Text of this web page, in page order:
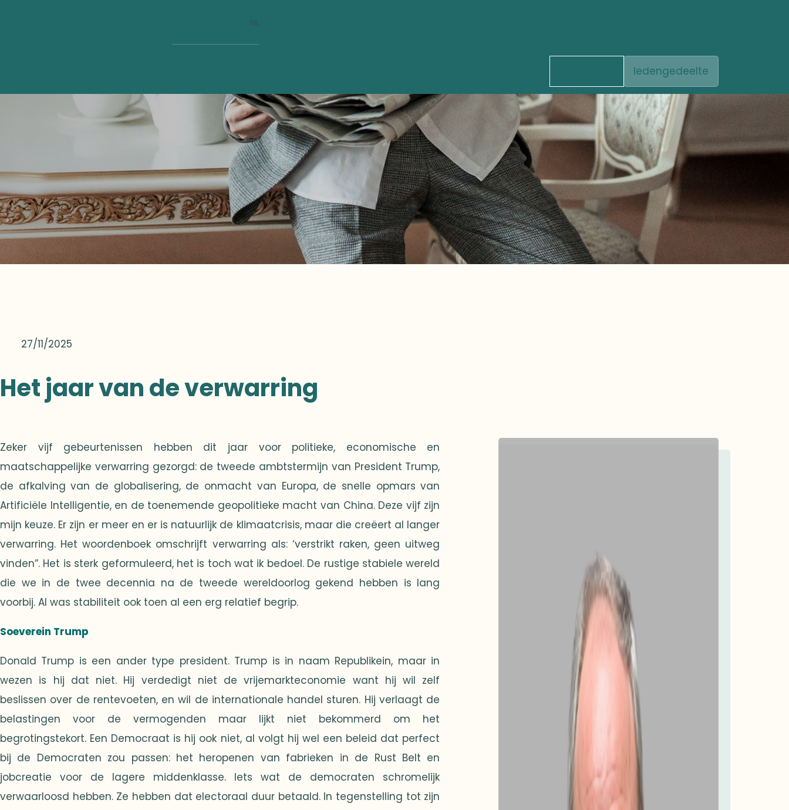
NL
ledengedeelte
27/11/2025
Het jaar van de verwarring
Zeker vijf gebeurtenissen hebben dit jaar voor politieke, economische en
maatschappelijke verwarring gezorgd: de tweede ambtstermijn van President Trump,
de afkalving van de globalisering, de onmacht van Europa, de snelle opmars van
Artificiële Intelligentie, en de toenemende geopolitieke macht van China. Deze vijf zijn
mijn keuze. Er zijn er meer en er is natuurlijk de klimaatcrisis, maar die creëert al langer
verwarring. Het woordenboek omschrijft verwarring als: ‘verstrikt raken, geen uitweg
vinden”. Het is sterk geformuleerd, het is toch wat ik bedoel. De rustige stabiele wereld
die we in de twee decennia na de tweede wereldoorlog gekend hebben is lang
voorbij. Al was stabiliteit ook toen al een erg relatief begrip.
Soeverein Trump
Donald Trump is een ander type president. Trump is in naam Republikein, maar in
wezen is hij dat niet. Hij verdedigt niet de vrijemarkteconomie want hij wil zelf
beslissen over de rentevoeten, en wil de internationale handel sturen. Hij verlaagt de
belastingen voor de vermogenden maar lijkt niet bekommerd om het
begrotingstekort. Een Democraat is hij ook niet, al volgt hij wel een beleid dat perfect
bij de Democraten zou passen: het heropenen van fabrieken in de Rust Belt en
jobcreatie voor de lagere middenklasse. Iets wat de democraten schromelijk
verwaarloosd hebben. Ze hebben dat electoraal duur betaald. In tegenstelling tot zijn